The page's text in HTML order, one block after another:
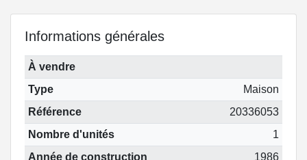
Informations générales
À vendre
Type
Maison
Référence
20336053
Nombre d'unités
1
Année de construction
1986